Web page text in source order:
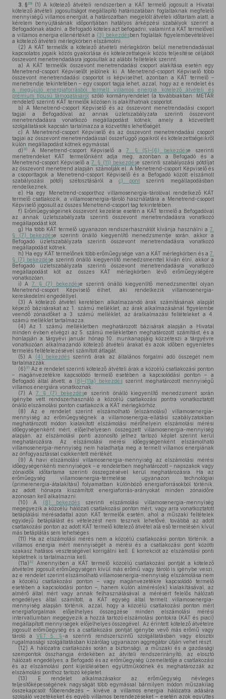
3. §29 (1) A kötelező átvételi rendszerben a KÁT termelő jogosult a Hivatal
kötelező átvételi jogosultságot megállapító határozatában foglaltaknak megfelelő
mennyiségű villamos energiát, a határozatban megjelölt átvételi időtartam alatt, a
kérelem benyújtásának időpontjában hatályos árképzési szabályok szerint a
Befogadónak átadni, a Befogadó köteles azt befogadni, valamint a KÁT termelővel
a villamos energia ellenértékét a (3) bekezdésben foglaltak figyelembevételével
a kötelező átvételi mérlegkörben elszámolni.
(2) A KÁT termelők a kötelező átvételi mérlegkörön belül menetrendadással
kapcsolatos jogaik közös gyakorlása és kötelezettségeik közös teljesítése céljából
összevont menetrendadásra jogosultak az alábbi feltételek szerint:
a) A KÁT termelők összevont menetrendadási csoport alakítása esetén egy
Menetrend-csoport Képviselőt jelölnek ki. A Menetrend-csoport Képviselő több
összevont menetrendadási csoportot is képviselhet, azonban a KÁT termelő –
menetrendje tekintetében – egy csoport tagja lehet, azzal, hogy az e rendelet és
a megújuló energiaforrásból termelt villamos energia kötelező átvételi és
prémium típusú támogatásáról szóló kormányrendelet (a továbbiakban: METÁR
rendelet) szerinti KÁT termelők közösen is alakíthatnak csoportot.
b) A Menetrend-csoport Képviselő és az összevont menetrendadási csoport
tagjai a Befogadóval az annak üzletszabályzata szerinti összevont
menetrendadásra vonatkozó megállapodást kötnek, amely a közvetített
szolgáltatások kapcsán tartalmazza a közvetítés lehetőségét.
c) A Menetrend-csoport Képviselő és az összevont menetrendadási csoport
tagjai az összevont menetrendadással összefüggő jogaikról és kötelezettségeikről
külön megállapodást kötnek egymással.
d) 30 A Menetrend-csoport Képviselő a 7. § (5)–(6) bekezdése szerinti
menetrendeket KÁT termelőnként adja meg, azonban a Befogadó és a
Menetrend-csoport Képviselő a 7. § (11) bekezdése szerinti szabályozási pótdíjat
az összevont menetrend alapján számolják el. A Menetrend-csoport Képviselő és
a csoporttagok a Menetrend-csoport Képviselő és a Befogadó között elszámolt
szabályozási pótdíj szétosztásáról a c) pont szerinti megállapodásban
rendelkeznek.
e) Ha egy Menetrend-csoporthoz villamosenergia-tárolóval rendelkező KÁT
termelő csatlakozik, a villamosenergia-tároló használatára a Menetrend-csoport
Képviselő jogosult az összes Menetrend-csoport tag tekintetében.
f) Erőműegységeinek összevont kezelése esetén a KÁT termelő a Befogadóval
az annak üzletszabályzata szerinti összevont menetrendadásra vonatkozó
megállapodást köt.
g) Ha több KÁT termelő ugyanazon rendszerhasználót kívánja használni a 7.
§ (7) bekezdése szerinti önálló kiegyenlítő menedzsmentje során, akkor a
Befogadó üzletszabályzata szerinti összevont menetrendadásra vonatkozó
megállapodást kötnek.
h) Ha egy KÁT termelőnek több erőműegysége van a KÁT mérlegkörben és a 7.
§ (7) bekezdése szerinti önálló kiegyenlítő menedzsmenttel kíván élni, akkor a
Befogadó üzletszabályzata szerinti összevont menetrendadásra vonatkozó
megállapodást köt az összes KÁT mérlegkörben lévő erőműegységére
vonatkozóan.
i) A 7. § (7) bekezdése szerinti önálló kiegyenlítő menedzsmenttel olyan
Menetrend-csoport Képviselő élhet, aki rendelkezik villamosenergia-
kereskedelmi engedéllyel.
(3) A kötelező átvétel keretében alkalmazandó árak számításának alapját
képező bázisárakat az 1. számú melléklet, az árak alkalmazásánál figyelembe
veendő zónaidőket a 3. számú melléklet, az áralkalmazási feltételeket a 4.
számú melléklet tartalmazza.
(4) Az 1. számú mellékletben meghatározott bázisárak alapján a Hivatal
minden évben elvégzi az 5. számú mellékletben meghatározott számítást, és a
honlapján a tárgyévi január hónap 10. munkanapjáig közzéteszi a tárgyévre
vonatkozóan alkalmazandó kötelező átvételi árakat és azok időben egyenletes
termelés feltételezésével számított átlagát.
(5) A (4) bekezdésszerinti árak az általános forgalmi adó összegét nem
tartalmazzák.
(6) 31 Az e rendelet szerinti kötelező átvételi árak a közcélú csatlakozási ponton
– magánvezetékre kapcsolódó termelő esetében a kapcsolódási ponton – a
Befogadó által átvett, a (8)–(11a) bekezdésszerint meghatározott mennyiségű
villamos energiára vonatkoznak.
(7) A 7. § (7) bekezdése szerinti önálló kiegyenlítő menedzsment során
igénybe vett rendszerhasználó a közcélú csatlakozási pontra vonatkoztatott
önálló elszámolási ponton csatlakozik a KÁT mérlegkörhöz.
(8) Az e rendelet szerint elszámolható (elszámolási) villamosenergia-
mennyiség az erőműegységnek a villamosenergia-ellátási szabályzatokban
meghatározott módon kialakított elszámolási mérőhelyein elszámolási mérési
időegységenként mért, előjelhelyesen összegzett villamosenergia-mennyiség
alapján, az elszámolási ponti azonosító jelhez tartozó képlet szerint kerül
meghatározásra. Az elszámolási mérési időegységenként elszámolható
villamosenergia-mennyiség nem haladhatja meg a termelt villamos energiának
az önfogyasztással csökkentett mértékét.
(9) A havi elszámolási villamosenergia-mennyiség az elszámolási mérési
időegységenkénti mennyiségek – e rendeletben meghatározott – napszakok vagy
zónaidők időtartama szerinti összegzésével kerül meghatározásra. Ha az
erőműegység villamosenergia-termelése ugyanazon technológiai
(primerenergia-átalakítási) folyamatban különböző energiaforrásokból történik,
az adott hónapra kiszámított energiaforrás-arányokat minden zónaidőre
azonosan kell alkalmazni.
(10) A (8) bekezdés szerinti elszámolási villamosenergia-mennyiség
megegyezik a közcélú hálózati csatlakozási ponton mért, vagy arra vonatkoztatott
betáplálási mérésadattal azon KÁT termelők esetén, ahol a műszaki feltételek
egyidejű betáplálást és vételezést nem tesznek lehetővé, továbbá az adott
csatlakozási ponton az adott KÁT termelő kötelező átvétel alá eső termelésén kívül
más betáplálás sem lehetséges.
(11) Ha az elszámolási mérés nem a közcélú csatlakozási ponton történik, a
villamos energia mért mennyiségét a mérési és a csatlakozási pont közötti
szakasz hatásos veszteségével korrigálni kell. E korrekciót az elszámolási ponti
képletnek is tartalmaznia kell.
(11a) 32
Amennyiben a KÁT termelő közcélú csatlakozási pontját a kötelező
átvételre jogosult erőműegységen kívül más erőmű vagy tároló is igénybe veszi,
az e rendelet szerint elszámolható villamosenergia-mennyiség elszámolása nem
a közcélú csatlakozási ponton – vagy magánvezetékre kapcsolódó termelő
esetében a kapcsolódási ponton –, hanem külön almérés(ek) kialakításával, az
almérő által mért vagy annak felhasználásával a mérésért felelős hálózati
engedélyes által számított, a KÁT egység által termelt villamosenergia-
mennyiség alapján történik, azzal, hogy a közcélú csatlakozási ponton mért
energiaforgalmak előjelhelyes összegzése minden elszámolási mérési
intervallumban megegyezik a hozzá tartozó elszámolási pontokra (KÁT és piaci)
megállapított mennyiségek előjelhelyes összegével. Az érintett kötelező átvételre
jogosult erőműegység és a csatlakozási pontját igénybe vevő más erőmű vagy
tároló aVET 5. §-a szerinti rendszerszintű szolgáltatásban vagy elosztói
rugalmassági szolgáltatásban kizárólag ugyanazon aggregátor útján vehet részt.
(12) A hálózatra csatlakozás során a biztonsági, a műszaki és a gazdasági
szempontok összhangja érdekében az átviteli rendszerirányító, az elosztó
hálózati engedélyes, a Befogadó és az erőműegység üzemeltetője a csatlakozási
és az elszámolási pont kijelölésében együttműködnek és meghatározzák az
elszámolási ponthoz tartozó képletet.
(13) E rendelet alkalmazásakor az erőműegység névleges
teljesítőképességének nagyságát több egymással bármilyen módon műszakilag
összekapcsolt főberendezés – kivéve a villamos energia hálózatra adására
szolgáló vezetékeket és egyéb villamos berendezéseket – esetén azok együttes